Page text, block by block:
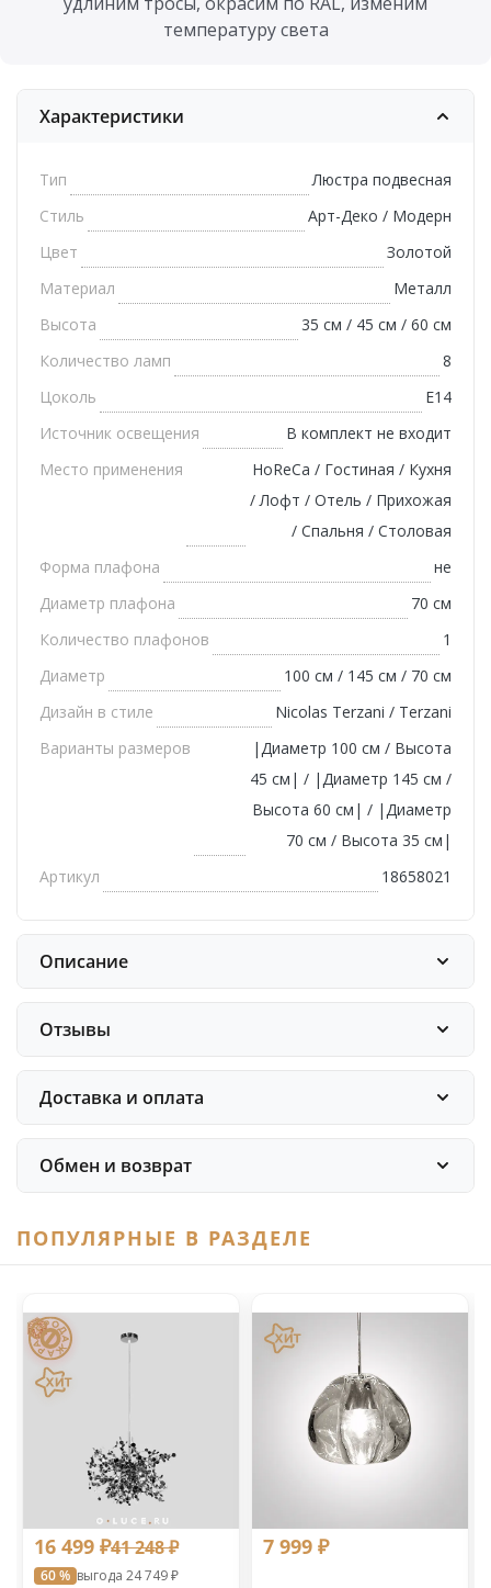
температуру света
Характеристики
Тип
Люстра подвесная
Стиль
Арт-Деко / Модерн
Цвет
Золотой
Материал
Металл
Высота
35 см / 45 см / 60 см
Количество ламп
8
Цоколь
E14
Источник освещения
В комплект не входит
Место применения
HoReCa / Гостиная / Кухня
/ Лофт / Отель / Прихожая
/ Спальня / Столовая
Форма плафона
не
Диаметр плафона
70 см
Количество плафонов
1
Диаметр
100 см / 145 см / 70 см
Дизайн в стиле
Nicolas Terzani / Terzani
Варианты размеров
|Диаметр 100 см / Высота
45 см| / |Диаметр 145 см /
Высота 60 см| / |Диаметр
70 см / Высота 35 см|
Артикул
18658021
Описание
Отзывы
Доставка и оплата
Обмен и возврат
ПОПУЛЯРНЫЕ В РАЗДЕЛЕ
16 499 ₽41 248 ₽
60 % выгода 24 749 ₽
7 999 ₽